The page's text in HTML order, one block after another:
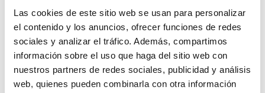
Las cookies de este sitio web se usan para personalizar
el contenido y los anuncios, ofrecer funciones de redes
sociales y analizar el tráfico. Además, compartimos
información sobre el uso que haga del sitio web con
nuestros partners de redes sociales, publicidad y análisis
web, quienes pueden combinarla con otra información
Tratamiento de un paciente con periimplantitis
Presentamos un caso clínico sobre el tratamiento de un
paciente con periimplantitis, elaborado...